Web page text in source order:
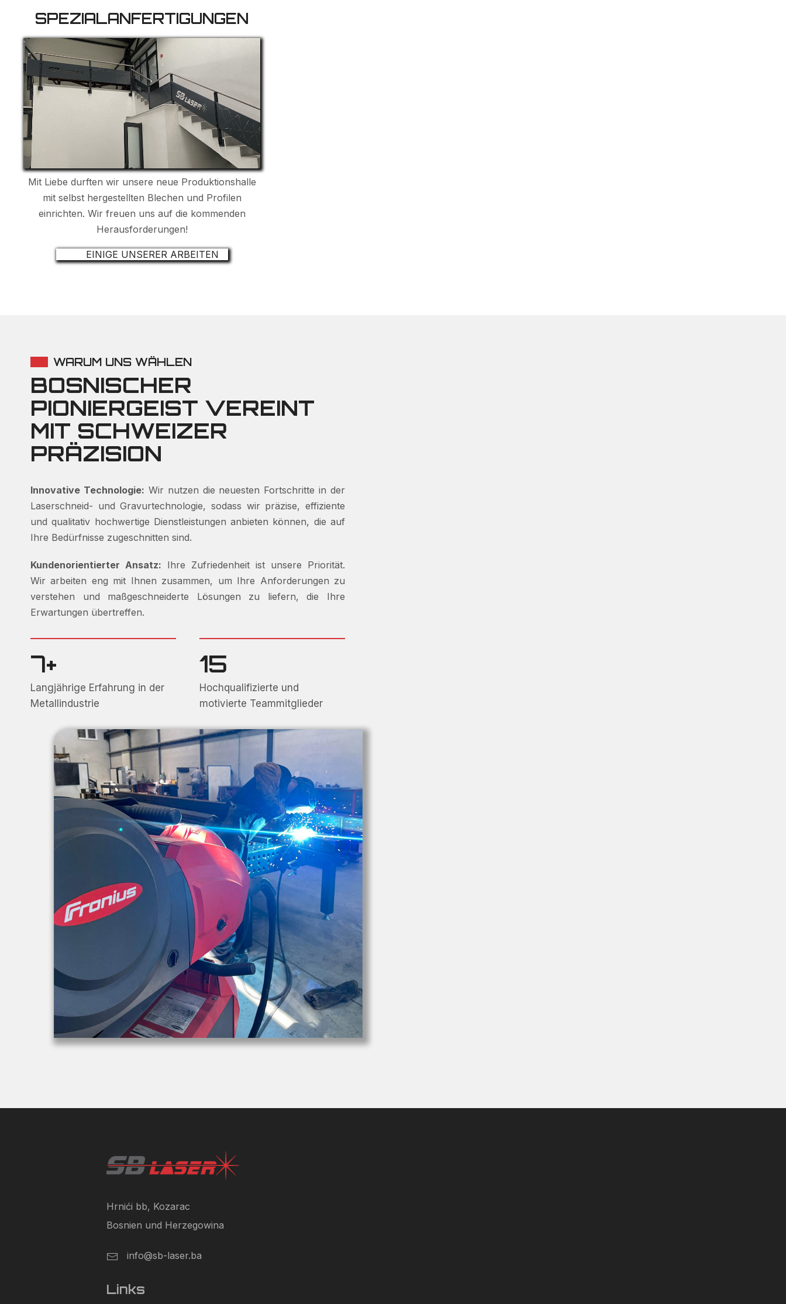
SPEZIALANFERTIGUNGEN
Mit Liebe durften wir unsere neue Produktionshalle
mit selbst hergestellten Blechen und Profilen
einrichten. Wir freuen uns auf die kommenden
Herausforderungen!
EINIGE UNSERER ARBEITEN
WARUM UNS WÄHLEN
BOSNISCHER
PIONIERGEIST VEREINT
MIT SCHWEIZER
PRÄZISION
Innovative Technologie: Wir nutzen die neuesten Fortschritte in der
Laserschneid- und Gravurtechnologie, sodass wir präzise, ​​effiziente
und qualitativ hochwertige Dienstleistungen anbieten können, die auf
Ihre Bedürfnisse zugeschnitten sind.
Kundenorientierter Ansatz: Ihre Zufriedenheit ist unsere Priorität.
Wir arbeiten eng mit Ihnen zusammen, um Ihre Anforderungen zu
verstehen und maßgeschneiderte Lösungen zu liefern, die Ihre
Erwartungen übertreffen.
7+
Langjährige Erfahrung in der
Metallindustrie
15
Hochqualifizierte und
motivierte Teammitglieder
Hrnići bb, Kozarac
Bosnien und Herzegowina
info@sb-laser.ba
Links